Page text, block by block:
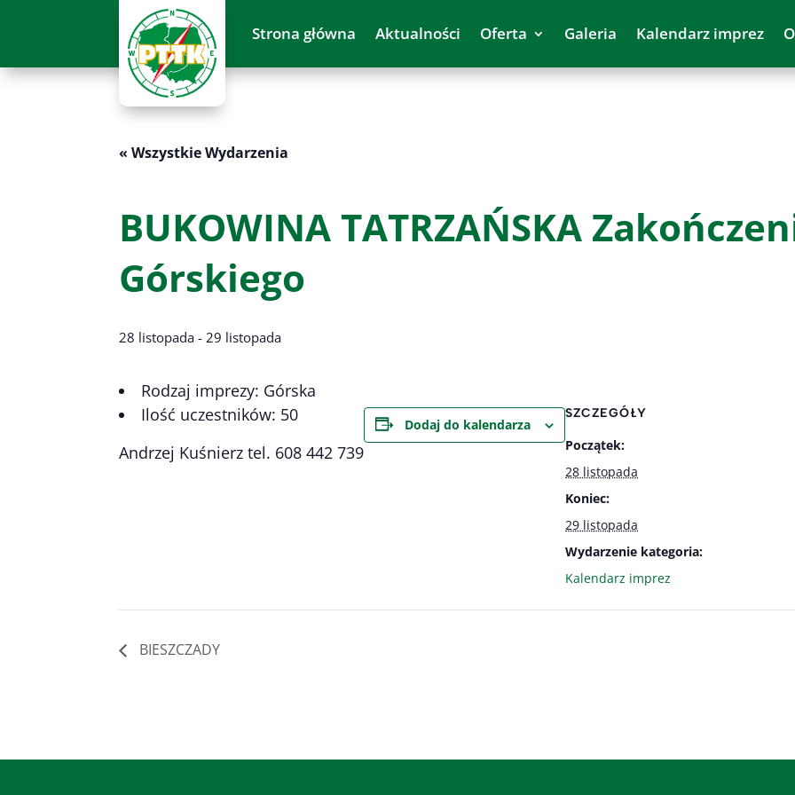
Strona główna Aktualności Oferta Galeria Kalendarz imprez
« Wszystkie Wydarzenia
BUKOWINA TATRZAŃSKA
Górskiego
28 listopada - 29 listopada
Rodzaj imprezy: Górska
Ilość uczestników: 50
Andrzej Kuśnierz tel. 608 442 739
Dodaj do kalendarza
SZCZEGÓŁY
Początek:
28 listopada
Koniec:
29 listopada
Wydarzenie kategoria:
Kalendarz imprez
BIESZCZADY